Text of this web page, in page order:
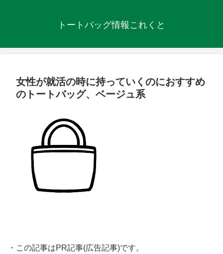
トートバッグ情報これくと
女性が就活の時に持っていくのにおすすめ
のトートバッグ、ベージュ系
・この記事はPR記事(広告記事)です。